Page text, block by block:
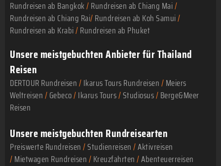
Rundreisen ab Bangkok/Rundreisen ab Chiang Mai/
Rundreisen ab Chiang Rai/Rundreisen ab Koh Samui/
Rundreisen ab Krabi/Rundreisen ab Phuket
Unsere meistgebuchten Anbieter für Thailand
Reisen
DERTOUR Rundreisen/Ikarus Tours Rundreisen/Meiers
Weltreisen/Gebeco/Ikarus Tours/Studiosus/Berge&Meer
Reisen
Unsere meistgebuchten Rundreisearten
Preiswerte Rundreisen/Studienreisen/Aktivreisen
/Mietwagen Rundreisen/Kreuzfahrten/Abenteuerreisen